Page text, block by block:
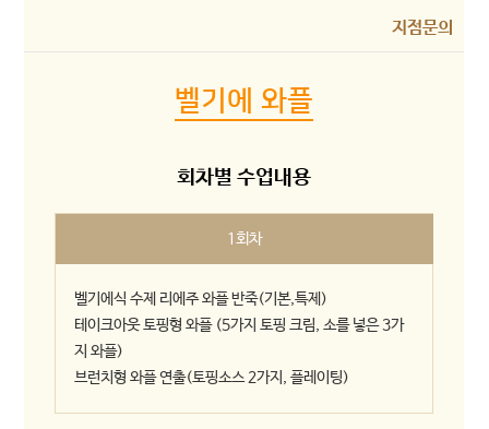
지점문의
벨기에 와플
회차별 수업내용
1회차
벨기에식 수제 리에주 와플 반죽(기본,특제)
테이크아웃 토핑형 와플 (5가지 토핑 크림, 소를 넣은 3가
지 와플)
브런치형 와플 연출(토핑소스 2가지, 플레이팅)